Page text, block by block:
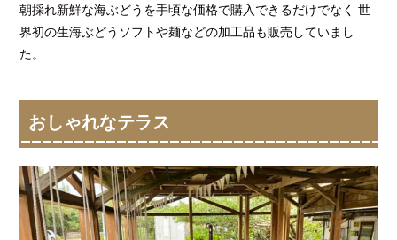
朝採れ新鮮な海ぶどうを手頃な価格で購入できるだけでなく 世
界初の生海ぶどうソフトや麺などの加工品も販売していまし
た。
おしゃれなテラス